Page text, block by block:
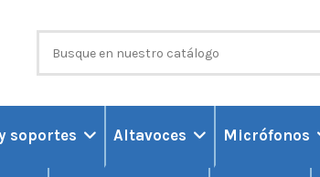
soportes Altavoces Micrófonos